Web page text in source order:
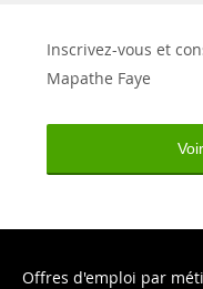
Inscrivez-vous et
Mapathe Faye
Offres d'emploi par